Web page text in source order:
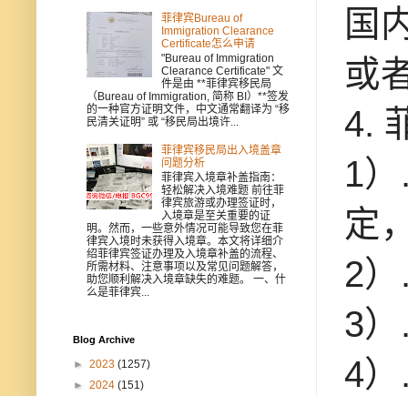
国
或
4.
1
定
2
3
4
菲律宾Bureau of
Immigration Clearance
Certificate怎么申请
"Bureau of Immigration
Clearance Certificate" 文
件是由 **菲律宾移民局
（Bureau of Immigration, 简称 BI）**签发
的一种官方证明文件，中文通常翻译为 “移
民清关证明” 或 “移民局出境许...
菲律宾移民局出入境盖章
问题分析
菲律宾入境章补盖指南：
轻松解决入境难题 前往菲
律宾旅游或办理签证时，
入境章是至关重要的证
明。然而，一些意外情况可能导致您在菲
律宾入境时未获得入境章。本文将详细介
绍菲律宾签证办理及入境章补盖的流程、
所需材料、注意事项以及常见问题解答，
助您顺利解决入境章缺失的难题。 一、什
么是菲律宾...
Blog Archive
► 2023 (1257)
► 2024 (151)